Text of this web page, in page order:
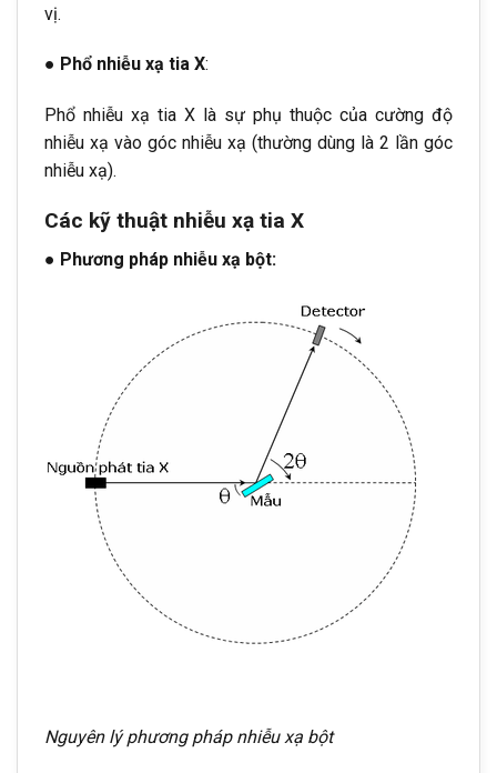
vị.
● Phổ nhiễu xạ tia X:
Phổ nhiễu xạ tia X là sự phụ thuộc của cường độ
nhiễu xạ vào góc nhiễu xạ (thường dùng là 2 lần góc
nhiễu xạ).
Các kỹ thuật nhiễu xạ tia X
● Phương pháp nhiễu xạ bột:
Nguyên lý phương pháp nhiễu xạ bột